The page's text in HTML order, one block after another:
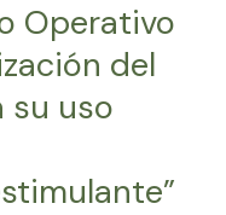
Operativo
del
su uso